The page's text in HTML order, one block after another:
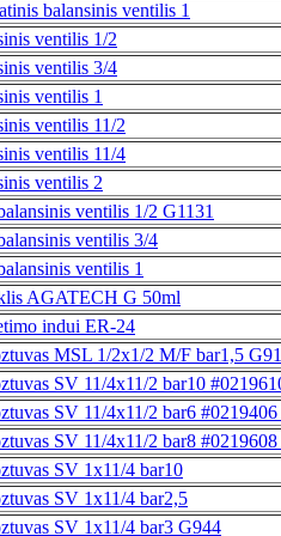
balansinis ventilis 1
ventilis 1/2
ventilis 3/4
ventilis 1
ventilis 11/2
ventilis 11/4
ventilis 2
ventilis 1/2 G1131
ventilis 3/4
ventilis 1
AGATECH G 50ml
indui ER-24
MSL 1/2x1/2 M/F bar1,5
SV 11/4x11/2 bar10
SV 11/4x11/2 bar6
SV 11/4x11/2 bar8
SV 1x11/4 bar10
SV 1x11/4 bar2,5
SV 1x11/4 bar3 G944